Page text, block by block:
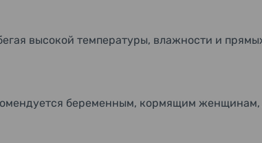
высокой температуры, влажности и
беременным, кормящим женщинам,